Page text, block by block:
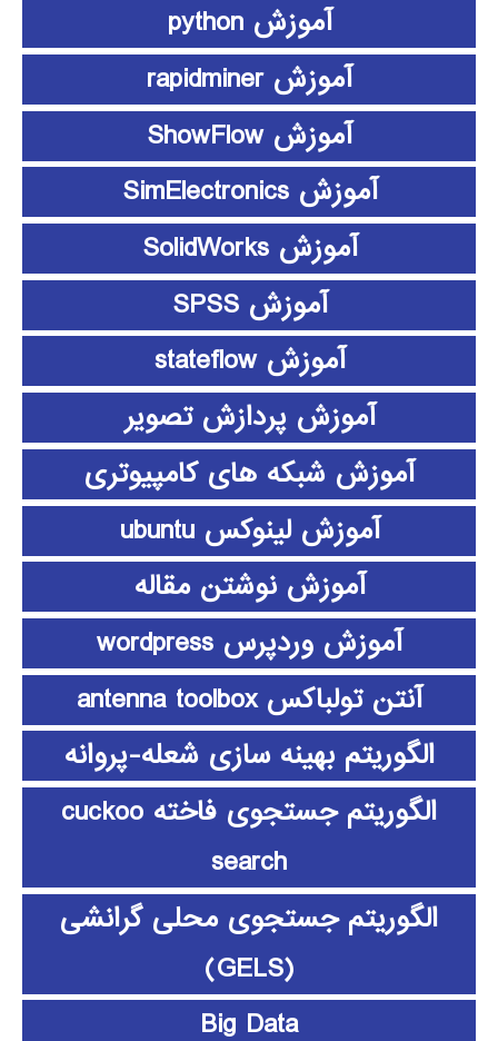
آموزش python
آموزش rapidminer
آموزش ShowFlow
آموزش SimElectronics
آموزش SolidWorks
آموزش SPSS
آموزش stateflow
آموزش پردازش تصویر
آموزش شبکه های کامپیوتری
آموزش لینوکس ubuntu
آموزش نوشتن مقاله
آموزش وردپرس wordpress
آنتن تولباکس antenna toolbox
الگوریتم بهینه سازی شعله-پروانه
الگوریتم جستجوی فاخته cuckoo
search
الگوریتم جستجوی محلی گرانشی
(GELS)
Big Data